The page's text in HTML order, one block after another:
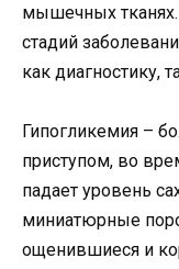
мышечных
стадий
как диагностику,
Гипогликемия –
приступом, во
падает уровень
миниатюрные
ощенившиеся и